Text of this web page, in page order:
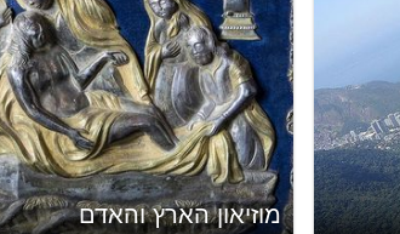
מוזיאון הארץ והאדם